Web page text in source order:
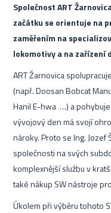
Společnost ART
začátku se orientuje na
zaměřením na
lokomotivy a na zařízení
ART Žarnovica
(např. Doosan Bobcat
Hanil E-hwa …) a
vývojový den má svojí
nároky. Proto se Ing.
společnosti na svých
komplexnější službu v
také nákup SW nástroje
Úkolem při výběru tohoto